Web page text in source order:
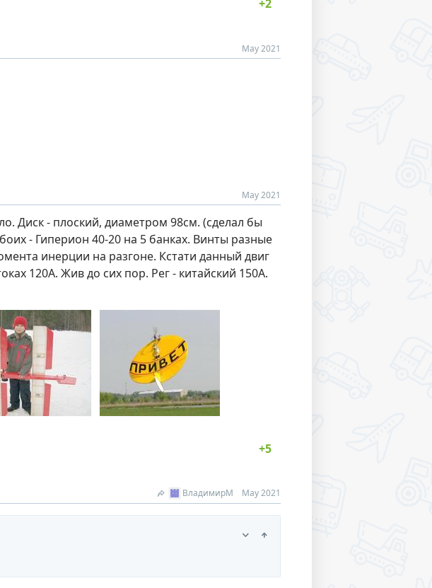
May 2021
May 2021
Диск - плоский, диаметром 98см. (сделал бы
- Гиперион 40-20 на 5 банках. Винты разные
инерции на разгоне. Кстати данный двиг
120А. Жив до сих пор. Рег - китайский 150А.
ВладимирМ May 2021